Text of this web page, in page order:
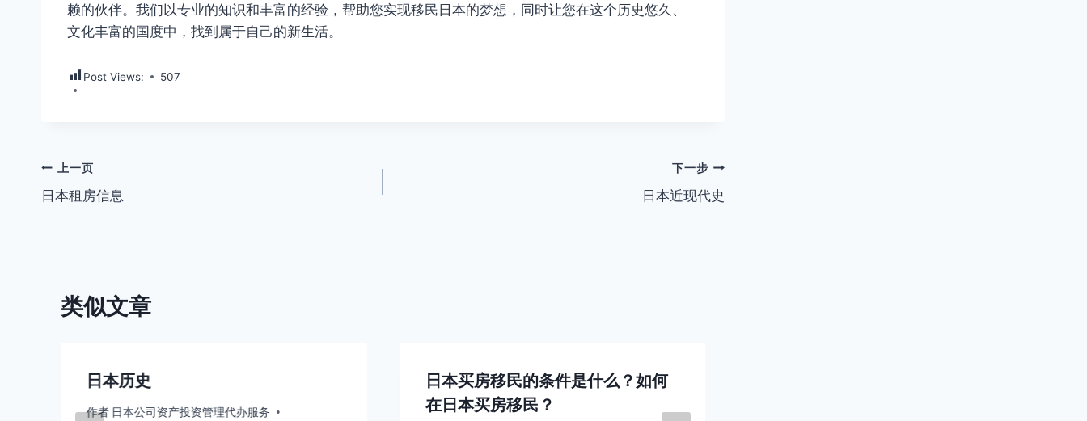
赖的伙伴。我们以专业的知识和丰富的经验，帮助您实现移民日本的梦想，同时让您在这个历史悠久、
文化丰富的国度中，找到属于自己的新生活。
Post Views: 507
文
章
上一页
日本租房信息
下一步
日本近现代史
类似文章
日本历史
作者 日本公司资产投资管理代办服务
日本买房移民的条件是什么？如何
在日本买房移民？